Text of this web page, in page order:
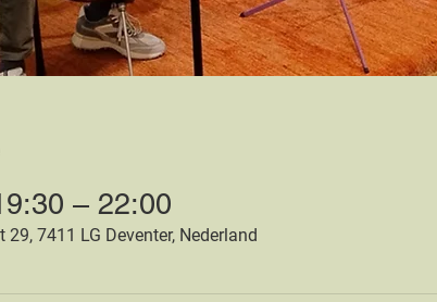
– 22:00
7411 LG Deventer, Nederland